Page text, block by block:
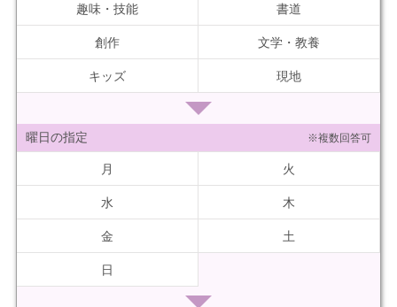
趣味・技能 書道
創作 文学・教養
キッズ 現地
曜日の指定 ※複数回答可
月 火
水 木
金 土
日